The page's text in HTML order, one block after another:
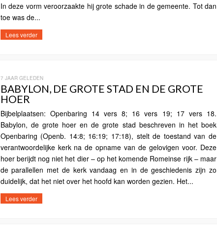
In deze vorm veroorzaakte hij grote schade in de gemeente. Tot dan
toe was de...
Lees verder
7 JAAR GELEDEN
BABYLON, DE GROTE STAD EN DE GROTE
HOER
Bijbelplaatsen: Openbaring 14 vers 8; 16 vers 19; 17 vers 18.
Babylon, de grote hoer en de grote stad beschreven in het boek
Openbaring (Openb. 14:8; 16:19; 17:18), stelt de toestand van de
verantwoordelijke kerk na de opname van de gelovigen voor. Deze
hoer berijdt nog niet het dier – op het komende Romeinse rijk – maar
de parallellen met de kerk vandaag en in de geschiedenis zijn zo
duidelijk, dat het niet over het hoofd kan worden gezien. Het...
Lees verder